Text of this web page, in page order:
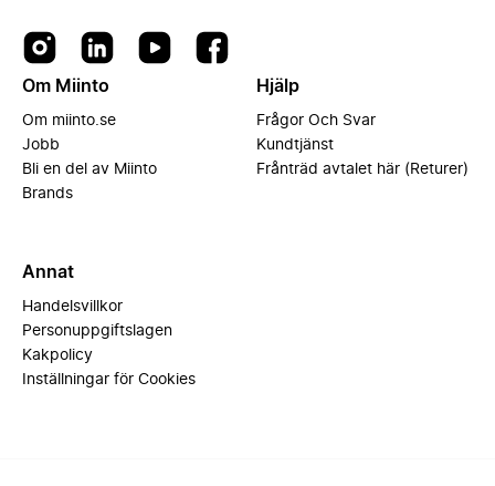
Om Miinto
Om miinto.se
Jobb
Bli en del av Miinto
Brands
Hjälp
Frågor Och Svar
Kundtjänst
Frånträd avtalet här (Returer)
Annat
Handelsvillkor
Personuppgiftslagen
Kakpolicy
Inställningar för Cookies